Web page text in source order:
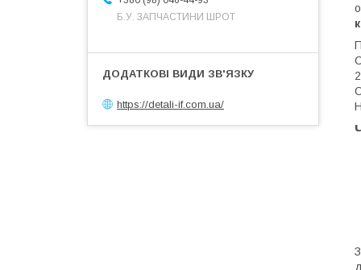
Б.У. ЗАПЧАСТИНИ ШРОТ
https://detali-if.com.ua/